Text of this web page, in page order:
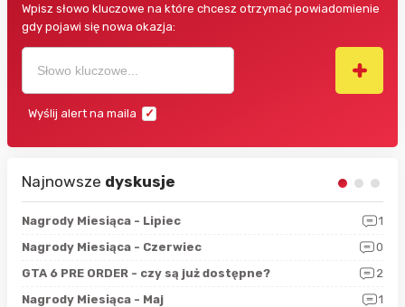
Wpisz słowo kluczowe na które chcesz otrzymać powiadomienie
gdy pojawi się nowa okazja:
Wyślij alert na maila
Najnowsze dyskusje
Nagrody Miesiąca - Lipiec
1
Nagrody Miesiąca - Czerwiec
0
GTA 6 PRE ORDER - czy są już dostępne?
2
Nagrody Miesiąca - Maj
1